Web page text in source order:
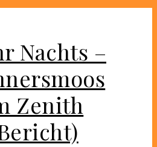
Nachts –
Zenith